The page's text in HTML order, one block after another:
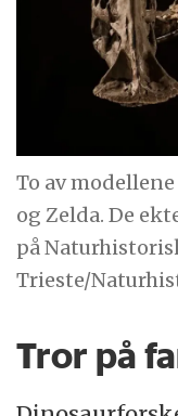
To av
og Zelda. De
på
Trieste/
Tror på